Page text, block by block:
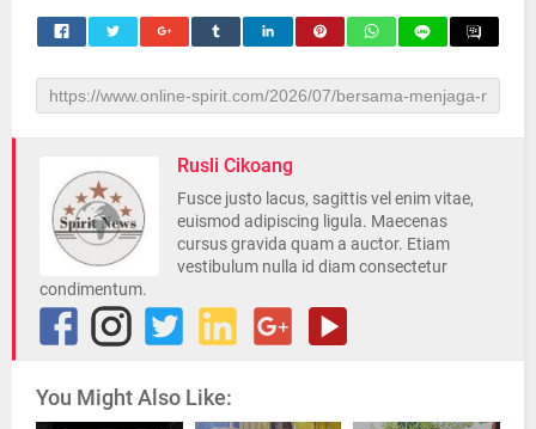
Rusli Cikoang
Fusce justo lacus, sagittis vel enim vitae,
euismod adipiscing ligula. Maecenas
cursus gravida quam a auctor. Etiam
vestibulum nulla id diam consectetur
condimentum.
You Might Also Like: